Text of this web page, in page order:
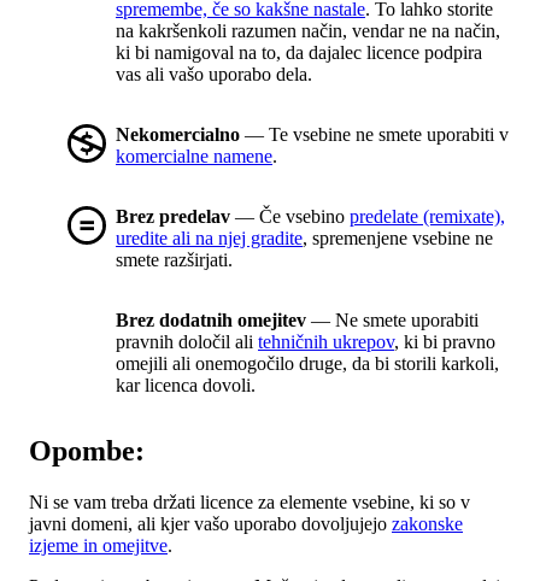
spremembe, če so kakšne nastale. To lahko storite
na kakršenkoli razumen način, vendar ne na način,
ki bi namigoval na to, da dajalec licence podpira
vas ali vašo uporabo dela.
Nekomercialno — Te vsebine ne smete uporabiti v
komercialne namene.
Brez predelav — Če vsebino predelate (remixate),
uredite ali na njej gradite, spremenjene vsebine ne
smete razširjati.
Brez dodatnih omejitev — Ne smete uporabiti
pravnih določil ali tehničnih ukrepov, ki bi pravno
omejili ali onemogočilo druge, da bi storili karkoli,
kar licenca dovoli.
Opombe:
Ni se vam treba držati licence za elemente vsebine, ki so v
javni domeni, ali kjer vašo uporabo dovoljujejo zakonske
izjeme in omejitve.